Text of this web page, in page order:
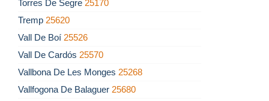
Torres De Segre 25170
Tremp 25620
Vall De Boí 25526
Vall De Cardós 25570
Vallbona De Les Monges 25268
Vallfogona De Balaguer 25680